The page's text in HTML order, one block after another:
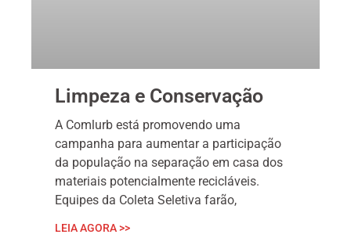
Limpeza e Conservação
A Comlurb está promovendo uma
campanha para aumentar a participação
da população na separação em casa dos
materiais potencialmente recicláveis.
Equipes da Coleta Seletiva farão,
LEIA AGORA >>